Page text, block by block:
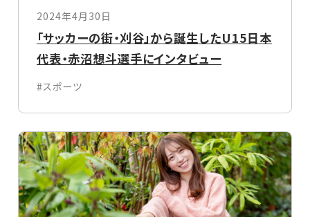
2024年4月30日
「サッカーの街・刈谷」から誕生したU15日本
代表・赤沼想斗選手にインタビュー
#スポーツ